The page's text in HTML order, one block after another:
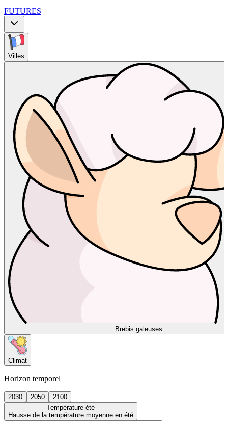
FUTURES
Villes
Brebis galeuses
Climat
Horizon temporel
2030 2050
2100
Température été
Hausse de la température moyenne en été